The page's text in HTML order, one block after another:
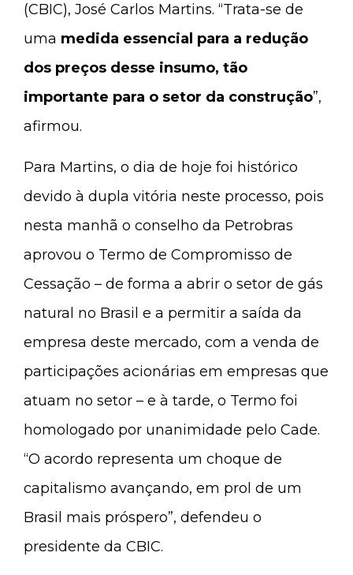
(CBIC), José Carlos Martins. “Trata-se de
uma medida essencial para a redução
dos preços desse insumo, tão
importante para o setor da construção”,
afirmou.
Para Martins, o dia de hoje foi histórico
devido à dupla vitória neste processo, pois
nesta manhã o conselho da Petrobras
aprovou o Termo de Compromisso de
Cessação – de forma a abrir o setor de gás
natural no Brasil e a permitir a saída da
empresa deste mercado, com a venda de
participações acionárias em empresas que
atuam no setor – e à tarde, o Termo foi
homologado por unanimidade pelo Cade.
“O acordo representa um choque de
capitalismo avançando, em prol de um
Brasil mais próspero”, defendeu o
presidente da CBIC.